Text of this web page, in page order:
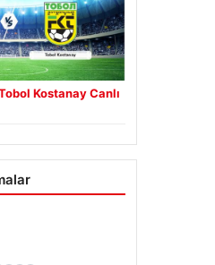
Kostanay Canlı